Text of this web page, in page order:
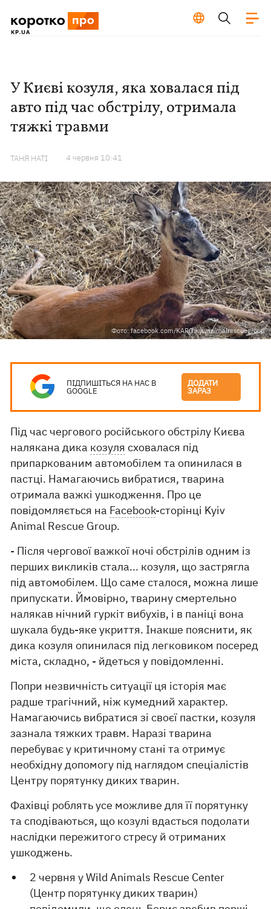
У Києві козуля, яка ховалася під
авто під час обстрілу, отримала
тяжкі травми
ТАНЯ НАТІ 4 червня 10:41
Фото: facebook.com/KARG.kyivanimalrescuegroup
ПІДПИШІТЬСЯ НА НАС В
GOOGLE
ДОДАТИ
ЗАРАЗ
Під час чергового російського обстрілу Києва
налякана дика козуля сховалася під
припаркованим автомобілем та опинилася в
пастці. Намагаючись вибратися, тварина
отримала важкі ушкодження. Про це
повідомляється на Facebook-сторінці Kyiv
Animal Rescue Group.
- Після чергової важкої ночі обстрілів одним із
перших викликів стала... козуля, що застрягла
під автомобілем. Що саме сталося, можна лише
припускати. Ймовірно, тварину смертельно
налякав нічний гуркіт вибухів, і в паніці вона
шукала будь-яке укриття. Інакше пояснити, як
дика козуля опинилася під легковиком посеред
міста, складно, - йдеться у повідомленні.
Попри незвичність ситуації ця історія має
радше трагічний, ніж кумедний характер.
Намагаючись вибратися зі своєї пастки, козуля
зазнала тяжких травм. Наразі тварина
перебуває у критичному стані та отримує
необхідну допомогу під наглядом спеціалістів
Центру порятунку диких тварин.
Фахівці роблять усе можливе для її порятунку
та сподіваються, що козулі вдасться подолати
наслідки пережитого стресу й отриманих
ушкоджень.
2 червня у Wild Animals Rescue Center
(Центр порятунку диких тварин)